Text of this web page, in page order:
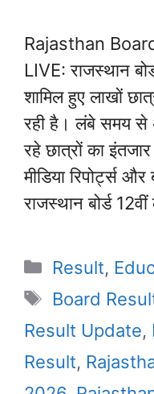
Rajasthan
LIVE: राजस्थान
शामिल हुए लाखों
रही है। लंबे समय से
रहे छात्रों का
मीडिया रिपोर्ट्स
राजस्थान बोर्ड
Categories
Result,
Tags
Board
Result Update,
Result,